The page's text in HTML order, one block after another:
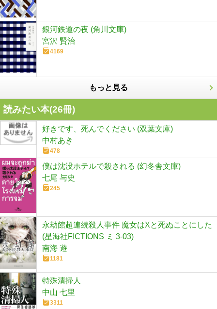
銀河鉄道の夜 (角川文庫)
宮沢 賢治
4169
もっと見る
読みたい本(26冊)
好きです、死んでください (双葉文庫)
中村あき
478
僕は沈没ホテルで殺される (幻冬舎文庫)
七尾 与史
245
永劫館超連続殺人事件 魔女はXと死ぬことにした
(星海社FICTIONS ミ 3-03)
南海 遊
1181
特殊清掃人
中山 七里
3311